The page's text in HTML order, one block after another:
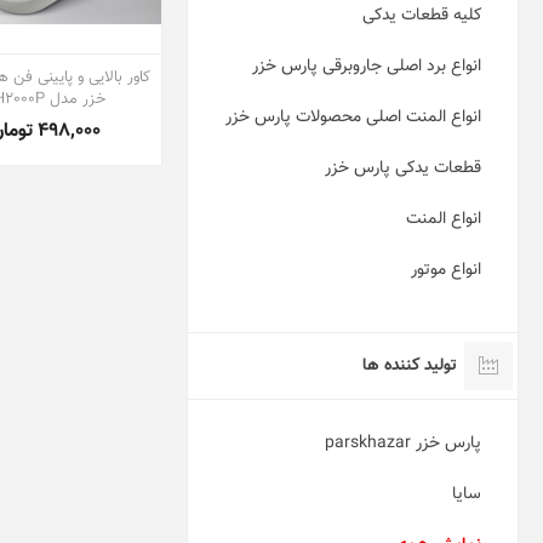
کاور بالایی و پایینی
خزر مدل FH2000P
498,000 تومان
کلیه قطعات یدکی
انواع برد اصلی جاروبرقی پارس خزر
انواع المنت اصلی محصولات پارس خزر
قطعات یدکی پارس خزر
انواع المنت
انواع موتور
تولید کننده ها
پارس خزر parskhazar
سایا